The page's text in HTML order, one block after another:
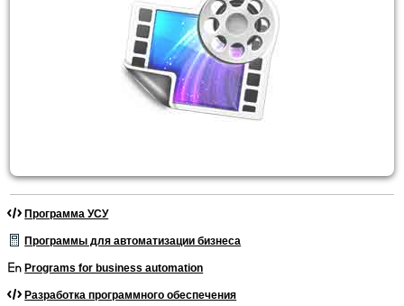
Программа УСУ
Программы для автоматизации бизнеса
Programs for business automation
Разработка программного обеспечения